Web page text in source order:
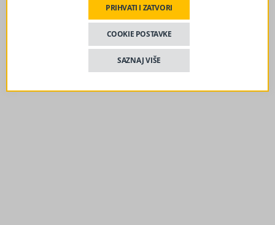
Dvojici rudara pozlilo u jami Raspotočje: Jedan
prebačen u bolnicu
Stiže blagi predah od vrelina, ali ne zadugo
PRIHVATI I ZATVORI
COOKIE POSTAVKE
SAZNAJ VIŠE